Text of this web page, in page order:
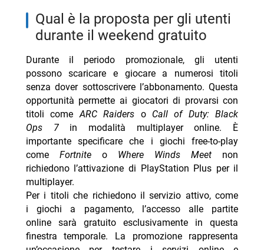
qual è la proposta per gli utenti
durante il weekend gratuito
Durante il periodo promozionale, gli utenti
possono scaricare e giocare a numerosi titoli
senza dover sottoscrivere l’abbonamento. Questa
opportunità permette ai giocatori di provarsi con
titoli come ARC Raiders o Call of Duty: Black
Ops 7in modalità multiplayer online. È
importante specificare che i giochi free-to-play
come Fortniteo Where Winds Meet non
richiedono l’attivazione di PlayStation Plus per il
multiplayer.
Per i titoli che richiedono il servizio attivo, come
i giochi a pagamento, l’accesso alle partite
online sarà gratuito esclusivamente in questa
finestra temporale. La promozione rappresenta